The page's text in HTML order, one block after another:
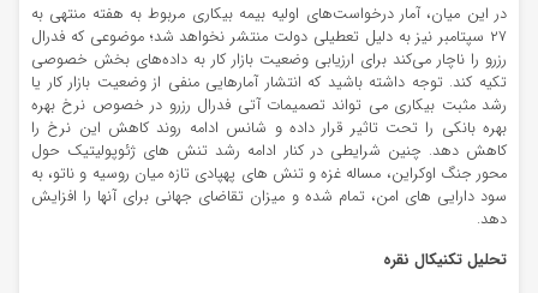
در این میان، آمار درخواست‌های اولیه بیمه بیکاری مربوط به هفته منتهی به
۲۷ سپتامبر نیز به دلیل تعطیلی دولت منتشر نخواهد شد؛ موضوعی که فدرال
رزرو را ناچار می‌کند برای ارزیابی وضعیت بازار کار به داده‌های بخش خصوصی
تکیه کند. توجه داشته باشید که انتشار آمارهایی منفی از وضعیت بازار کار یا
رشد مثبت بیکاری می تواند تصمیمات آتی فدرال رزرو در خصوص نرخ بهره
بهره بانکی را تحت تاثیر قرار داده و شانس ادامه روند کاهش این نرخ را
کاهش دهد. چنین شرایطی در کنار ادامه رشد تنش های ژئوپولیتیک حول
محور جنگ اوکراین، مساله غزه و تنش های پهپادی تازه میان روسیه و ناتو، به
سود دارایی های امن، تمام شده و میزان تقاضای جهانی برای آنها را افزایش
دهد.
تحلیل تکنیکال نقره